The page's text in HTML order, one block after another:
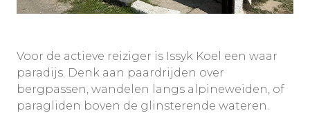
Voor de actieve reiziger is Issyk Koel een waar
paradijs. Denk aan paardrijden over
bergpassen, wandelen langs alpineweiden, of
paragliden boven de glinsterende wateren.